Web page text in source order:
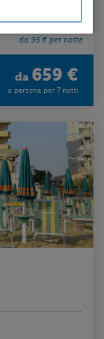
da 95 € per notte
da 659 €
a persona per 7 notti